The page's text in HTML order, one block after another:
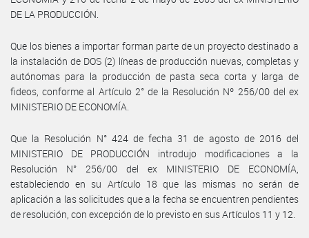
DE LA PRODUCCIÓN.
Que los bienes a importar forman parte de un proyecto destinado a
la instalación de DOS (2) líneas de producción nuevas, completas y
autónomas para la producción de pasta seca corta y larga de
fideos, conforme al Artículo 2° de la Resolución Nº 256/00 del ex
MINISTERIO DE ECONOMÍA.
Que la Resolución N° 424 de fecha 31 de agosto de 2016 del
MINISTERIO DE PRODUCCIÓN introdujo modificaciones a la
Resolución N° 256/00 del ex MINISTERIO DE ECONOMÍA,
estableciendo en su Artículo 18 que las mismas no serán de
aplicación a las solicitudes que a la fecha se encuentren pendientes
de resolución, con excepción de lo previsto en sus Artículos 11 y 12.